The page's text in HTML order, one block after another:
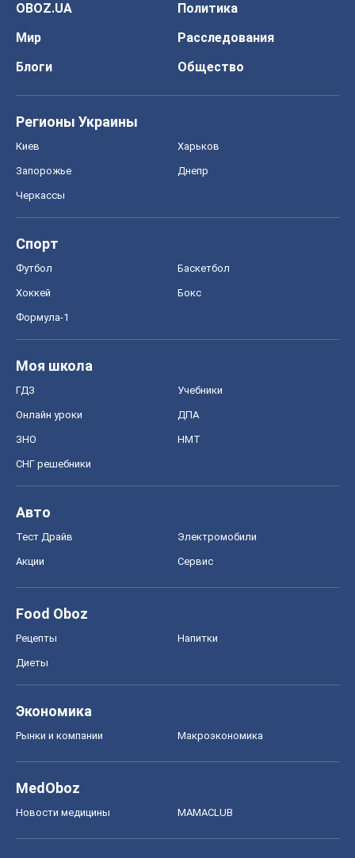
OBOZ.UA
Политика
Мир
Расследования
Блоги
Общество
Регионы Украины
Киев Харьков
Запорожье Днепр
Черкассы
Спорт
Футбол Баскетбол
Хоккей Бокс
Формула-1
Моя школа
ГДЗ Учебники
Онлайн уроки ДПА
ЗНО НМТ
СНГ решебники
Авто
Тест Драйв Электромобили
Акции Сервис
Food Oboz
Рецепты Напитки
Диеты
Экономика
Рынки и компании Mакроэкономика
MedOboz
Новости медицины MAMACLUB